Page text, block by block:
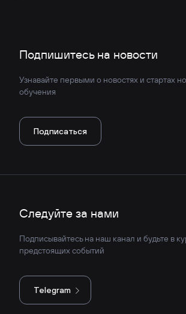
Подпишитесь на новости
Узнавайте первыми о новостях и стартах
обучения
Подписаться
Следуйте за нами
Подписывайтесь на наш канал и будьте в
предстоящих событий
Telegram